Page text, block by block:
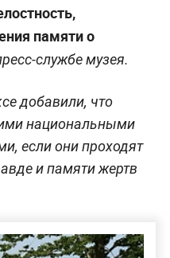
памяти о
службе музея.
добавили, что
национальными
если они проходят
и памяти жертв